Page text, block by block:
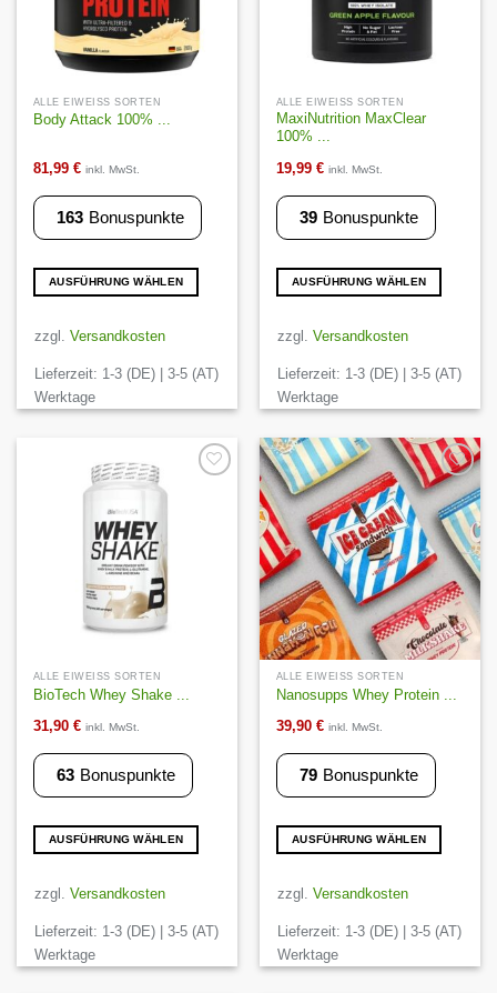
ALLE EIWEISS SORTEN
Body Attack 100% ...
81,99 € inkl. MwSt.
163 Bonuspunkte
AUSFÜHRUNG WÄHLEN
Produkt
mehrere
Varianten
auf.
Produktseite
zzgl. Versandkosten
Lieferzeit: 1-3 (DE) | 3-5 (AT)
Werktage
ALLE EIWEISS SORTEN
MaxiNutrition MaxClear
100% ...
19,99 € inkl. MwSt.
39 Bonuspunkte
AUSFÜHRUNG WÄHLEN
Produkt
mehrere
Varianten
auf.
Die
Optionen
können
auf
der
Produktseite
gewählt
werden
zzgl. Versandkosten
Lieferzeit: 1-3 (DE) | 3-5 (AT)
Werktage
ALLE EIWEISS SORTEN
BioTech Whey Shake ...
31,90 € inkl. MwSt.
63 Bonuspunkte
AUSFÜHRUNG WÄHLEN
Produkt
mehrere
Varianten
auf.
zzgl. Versandkosten
Lieferzeit: 1-3 (DE) | 3-5 (AT)
Werktage
Auf die
Wunschliste
ALLE EIWEISS SORTEN
Nanosupps Whey Protein ...
39,90 € inkl. MwSt.
79 Bonuspunkte
AUSFÜHRUNG WÄHLEN
Produkt
mehrere
Varianten
auf.
zzgl. Versandkosten
Lieferzeit: 1-3 (DE) | 3-5 (AT)
Werktage